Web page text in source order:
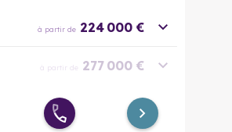
à partir de 224 000 €
à partir de 277 000 €
à partir de 342 000 €